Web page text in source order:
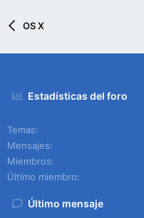
OS X
Estadísticas del foro
Temas
Mensajes
Miembros
Último miembro
Último mensaje